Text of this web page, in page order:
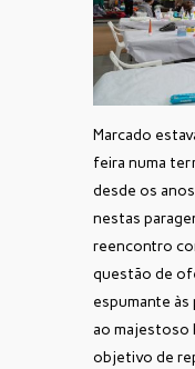
Marcado
feira numa
desde os
nestas
reencontro
questão de
espumante
ao majestoso
objetivo de